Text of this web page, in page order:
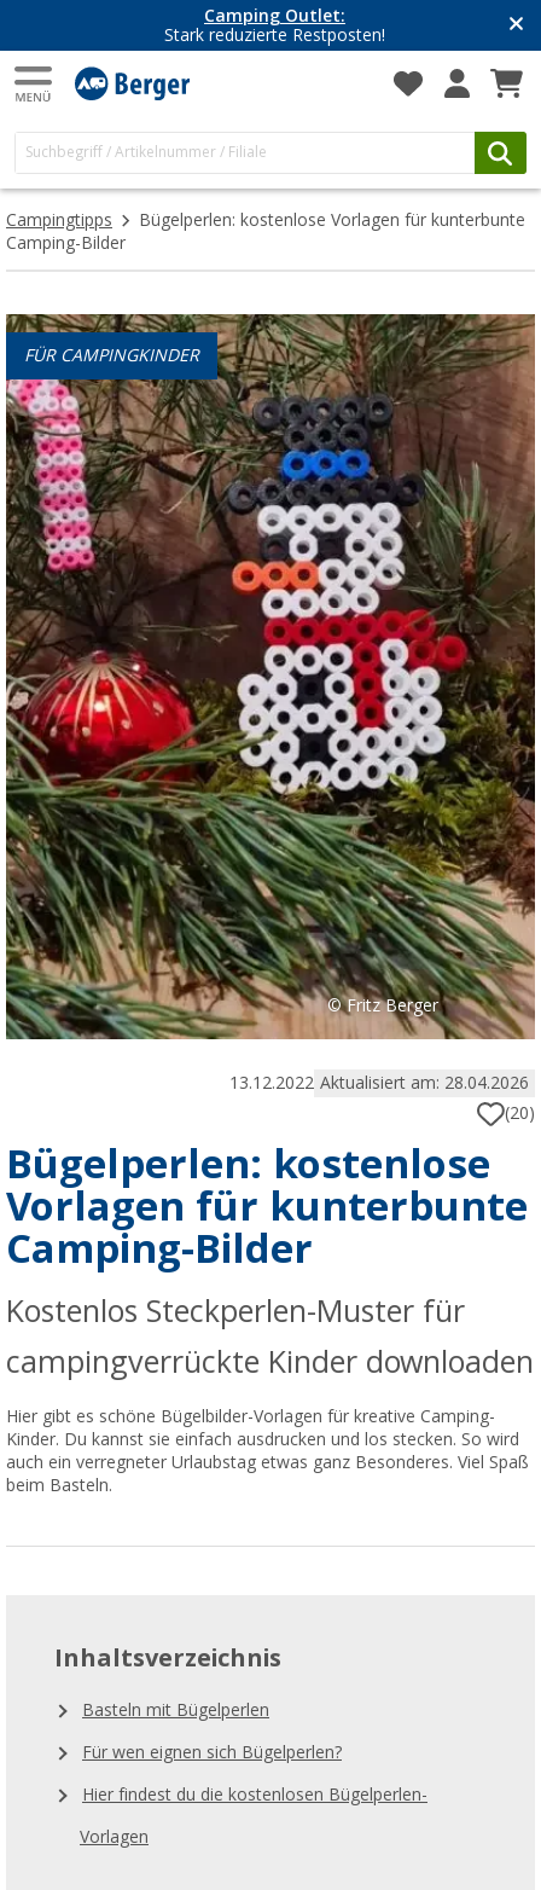
Camping Outlet:
Stark reduzierte Restposten!
Campingtipps
Bügelperlen: kostenlose Vorlagen für kunterbunte
Camping-Bilder
FÜR CAMPINGKINDER
© Fritz Berger
13.12.2022 Aktualisiert am: 28.04.2026
(20)
Bügelperlen: kostenlose
Vorlagen für kunterbunte
Camping-Bilder
Kostenlos Steckperlen-Muster für
campingverrückte Kinder downloaden
Hier gibt es schöne Bügelbilder-Vorlagen für kreative Camping-
Kinder. Du kannst sie einfach ausdrucken und los stecken. So wird
auch ein verregneter Urlaubstag etwas ganz Besonderes. Viel Spaß
beim Basteln.
Inhaltsverzeichnis
Basteln mit Bügelperlen
Für wen eignen sich Bügelperlen?
Hier findest du die kostenlosen Bügelperlen-
Vorlagen